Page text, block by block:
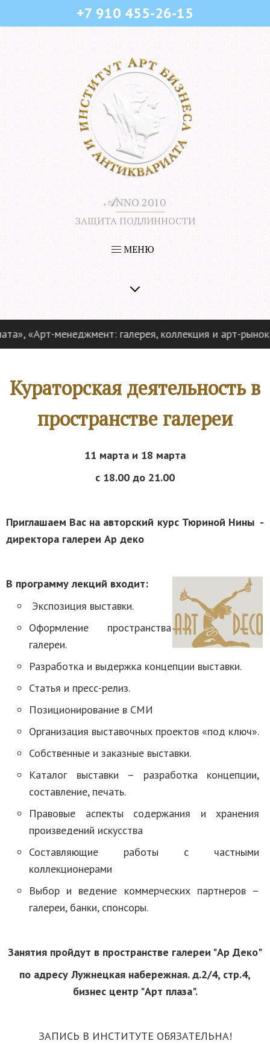
+7 910 455-26-15
𝒜NNO 2010
ЗАЩИТА ПОДЛИННОСТИ
МЕНЮ
«Арт-менеджмент: галерея, коллекция и арт-
Кураторская деятельность в
пространстве галереи
11 марта и 18 марта
с 18.00 до 21.00
Приглашаем Вас на авторский курс Тюриной Нины -
директора галереи Ар деко
В программу лекций входит:
Экспозиция выставки.
Оформление пространства
галереи.
Разработка и выдержка концепции выставки.
Статья и пресс-релиз.
Позиционирование в СМИ
Организация выставочных проектов «под ключ».
Собственные и заказные выставки.
Каталог выставки – разработка концепции,
составление, печать.
Правовые аспекты содержания и хранения
произведений искусства
Составляющие работы с частными
коллекционерами
Выбор и ведение коммерческих партнеров –
галереи, банки, спонсоры.
Занятия пройдут в пространстве галереи "Ар Деко"
по адресу Лужнецкая набережная. д.2/4, стр.4,
бизнес центр "Арт плаза".
ЗАПИСЬ В ИНСТИТУТЕ ОБЯЗАТЕЛЬНА!